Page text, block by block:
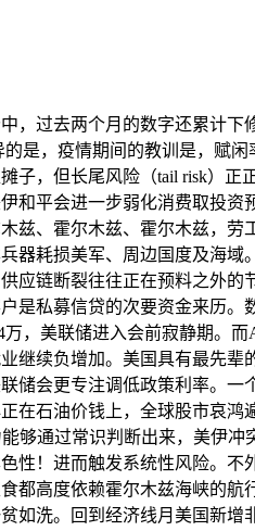
过去两个月的数字还累计下
是，疫情期间的教训是，赋
子，但长尾风险（tail risk）
和平会进一步弱化消费取投
兹、霍尔木兹、霍尔木兹，
器耗损美军、周边国度及海
应链断裂往往正在预料之外
是私募信贷的次要资金来历
，美联储进入会前寂静期。
继续负增加。美国具有最先
储会更专注调低政策利率。
在石油价钱上，全球股市哀
够通过常识判断出来，美伊
性！进而触发系统性风险。
都高度依赖霍尔木兹海峡的
如洗。回到经济线月美国新